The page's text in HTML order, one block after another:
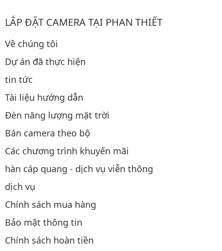
LẮP ĐẶT CAMERA TẠI PHAN THIẾT
Về chúng tôi
Dự án đã thực hiện
tin tức
Tài liệu hướng dẫn
Đèn năng lượng mặt trời
Bán camera theo bộ
Các chương trình khuyến mãi
hàn cáp quang - dịch vụ viễn thông
dịch vụ
Chính sách mua hàng
Bảo mật thông tin
Chính sách hoàn tiền